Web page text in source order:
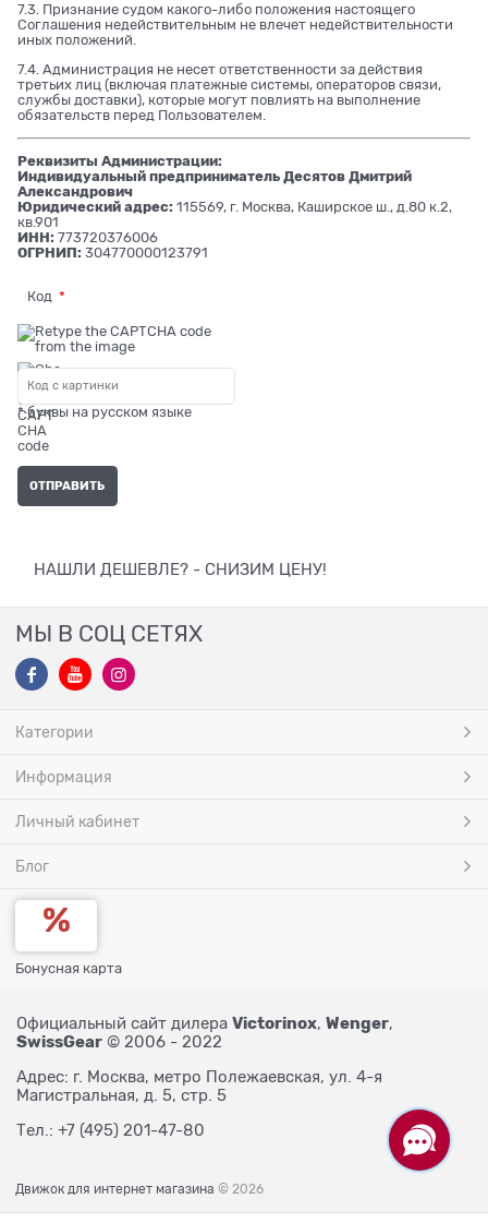
7.3. Признание судом какого-либо положения настоящего
Соглашения недействительным не влечет недействительности
иных положений.
7.4. Администрация не несет ответственности за действия
третьих лиц (включая платежные системы, операторов связи,
службы доставки), которые могут повлиять на выполнение
обязательств перед Пользователем.
Реквизиты Администрации:
Индивидуальный предприниматель Десятов Дмитрий
Александрович
Юридический адрес: 115569, г. Москва, Каширское ш., д.80 к.2,
кв.901
ИНН: 773720376006
ОГРНИП: 304770000123791
Код
* буквы на русском языке
НАШЛИ ДЕШЕВЛЕ? - СНИЗИМ ЦЕНУ!
МЫ В СОЦ СЕТЯХ
Категории
Информация
Личный кабинет
Блог
Бонусная карта
Официальный сайт дилера Victorinox, Wenger,
SwissGear © 2006 - 2022
Адрес: г. Москва, метро Полежаевская, ул. 4-я
Магистральная, д. 5, стр. 5
Тел.: +7 (495) 201-47-80
Движок для интернет магазина © 2026